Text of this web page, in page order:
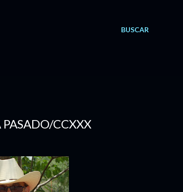
BUSCAR
CCXXX